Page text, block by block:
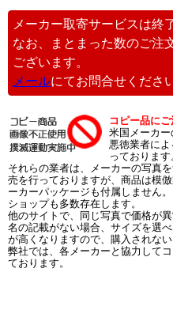
メーカー取寄サービスは終
なお、まとまった数のご注
ございます。
メールにてお問合せくださ
コピー品に
米国メーカ
悪徳業者に
っております
それらの業者は、メーカーの写真
売を行っておりますが、商品は模
ーカーパッケージも付属しません
ショップも多数存在します。
他のサイトで、同じ写真で価格が
名の記載がない場合、サイズを選
が高くなりますので、購入されな
弊社では、各メーカーと協力して
ております。